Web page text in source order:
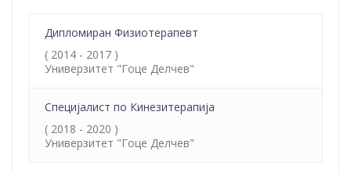
Дипломиран Физиотерапевт
( 2014 - 2017 )
Универзитет "Гоце Делчев"
Специјалист по Кинезитерапија
( 2018 - 2020 )
Универзитет "Гоце Делчев"